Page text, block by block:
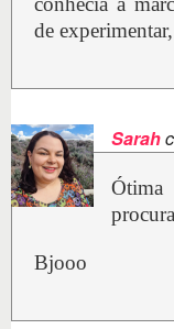
de
Sarah
Bjooo